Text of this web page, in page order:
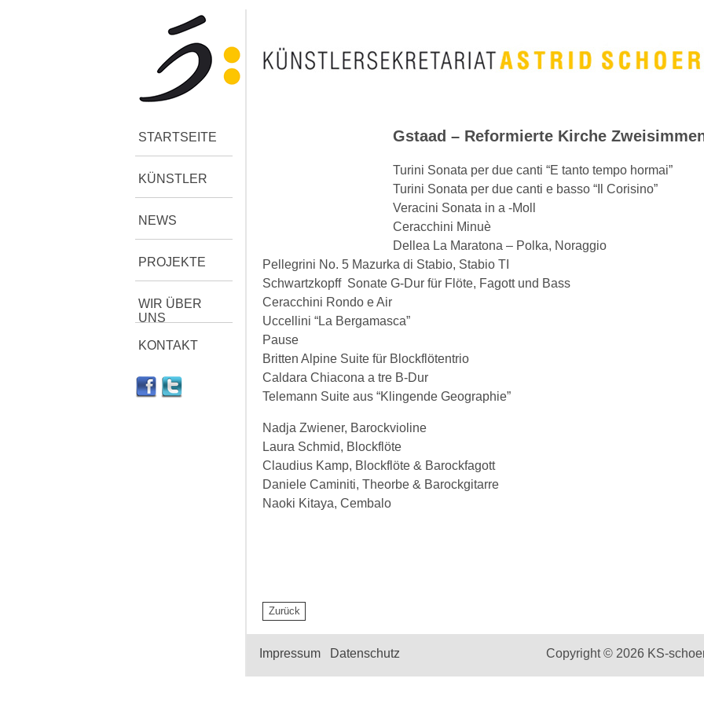
STARTSEITE
KÜNSTLER
NEWS
PROJEKTE
WIR ÜBER
UNS
KONTAKT
Gstaad – Reformierte Kirche
Turini Sonata per due canti “E tanto tempo hormai”
Turini Sonata per due canti e basso “Il Corisino”
Veracini Sonata in a -Moll
Ceracchini Minuè
Dellea La Maratona – Polka, Noraggio
Pellegrini No. 5 Mazurka di Stabio, Stabio TI
Schwartzkopff Sonate G-Dur für Flöte, Fagott und Bass
Ceracchini Rondo e Air
Uccellini “La Bergamasca”
Pause
Britten Alpine Suite für Blockflötentrio
Caldara Chiacona a tre B-Dur
Telemann Suite aus “Klingende Geographie”
Nadja Zwiener, Barockvioline
Laura Schmid, Blockflöte
Claudius Kamp, Blockflöte & Barockfagott
Daniele Caminiti, Theorbe & Barockgitarre
Naoki Kitaya, Cembalo
Impressum Datenschutz Copyright © 2026 KS-